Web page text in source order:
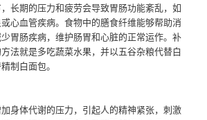
长期的压力和疲劳会导致胃肠功能紊乱，如
心血管疾病。食物中的膳食纤维能够帮助消
胃肠疾病，维护肠胃和心脏的正常运作。补
法就是多吃蔬菜水果，并以五谷杂粮代替白
制白面包。
身体代谢的压力，引起人的精神紧张，刺激